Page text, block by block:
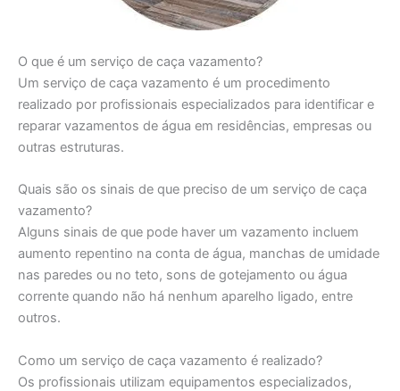
O que é um serviço de caça vazamento?
Um serviço de caça vazamento é um procedimento
realizado por profissionais especializados para identificar e
reparar vazamentos de água em residências, empresas ou
outras estruturas.
Quais são os sinais de que preciso de um serviço de caça
vazamento?
Alguns sinais de que pode haver um vazamento incluem
aumento repentino na conta de água, manchas de umidade
nas paredes ou no teto, sons de gotejamento ou água
corrente quando não há nenhum aparelho ligado, entre
outros.
Como um serviço de caça vazamento é realizado?
Os profissionais utilizam equipamentos especializados,